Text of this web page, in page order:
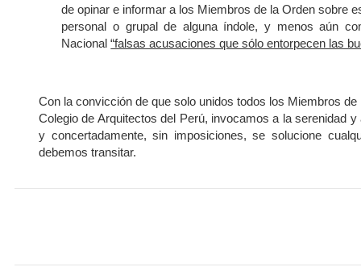
de opinar e informar a los Miembros de la Orden sobre
personal o grupal de alguna índole, y menos aún
Nacional“falsas acusaciones que sólo entorpecen las
Con la convicción de que solo unidos todos los Miembros
Colegio de Arquitectos del Perú, invocamos a la serenidad
y concertadamente, sin imposiciones, se solucione
debemos transitar.